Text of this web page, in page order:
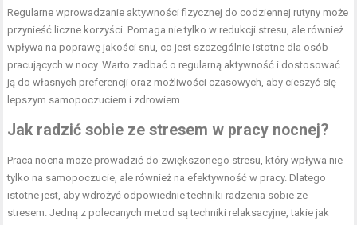
Regularne wprowadzanie aktywności fizycznej do codziennej rutyny może
przynieść liczne korzyści. Pomaga nie tylko w redukcji stresu, ale również
wpływa na poprawę jakości snu, co jest szczególnie istotne dla osób
pracujących w nocy. Warto zadbać o regularną aktywność i dostosować
ją do własnych preferencji oraz możliwości czasowych, aby cieszyć się
lepszym samopoczuciem i zdrowiem.
Jak radzić sobie ze stresem w pracy nocnej?
Praca nocna może prowadzić do zwiększonego stresu, który wpływa nie
tylko na samopoczucie, ale również na efektywność w pracy. Dlatego
istotne jest, aby wdrożyć odpowiednie techniki radzenia sobie ze
stresem. Jedną z polecanych metod są techniki relaksacyjne, takie jak